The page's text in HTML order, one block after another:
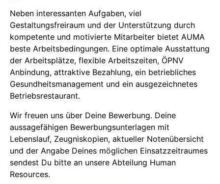
Neben interessanten Aufgaben, viel
Gestaltungsfreiraum und der Unterstützung durch
kompetente und motivierte Mitarbeiter bietet AUMA
beste Arbeitsbedingungen. Eine optimale Ausstattung
der Arbeitsplätze, flexible Arbeitszeiten, ÖPNV
Anbindung, attraktive Bezahlung, ein betriebliches
Gesundheitsmanagement und ein ausgezeichnetes
Betriebsrestaurant.
Wir freuen uns über Deine Bewerbung. Deine
aussagefähigen Bewerbungsunterlagen mit
Lebenslauf, Zeugniskopien, aktueller Notenübersicht
und der Angabe Deines möglichen Einsatzzeitraumes
sendest Du bitte an unsere Abteilung Human
Resources.